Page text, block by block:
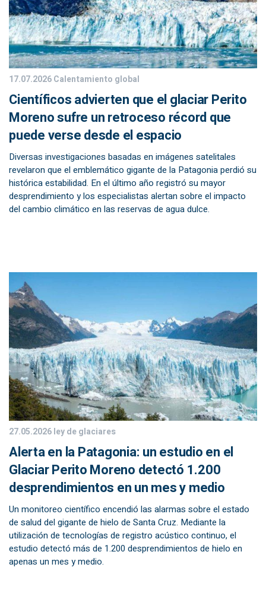
17.07.2026Calentamiento global
Científicos advierten que el glaciar Perito
Moreno sufre un retroceso récord que
puede verse desde el espacio
Diversas investigaciones basadas en imágenes satelitales
revelaron que el emblemático gigante de la Patagonia perdió su
histórica estabilidad. En el último año registró su mayor
desprendimiento y los especialistas alertan sobre el impacto
del cambio climático en las reservas de agua dulce.
27.05.2026ley de glaciares
Alerta en la Patagonia: un estudio en el
Glaciar Perito Moreno detectó 1.200
desprendimientos en un mes y medio
Un monitoreo científico encendió las alarmas sobre el estado
de salud del gigante de hielo de Santa Cruz. Mediante la
utilización de tecnologías de registro acústico continuo, el
estudio detectó más de 1.200 desprendimientos de hielo en
apenas un mes y medio.